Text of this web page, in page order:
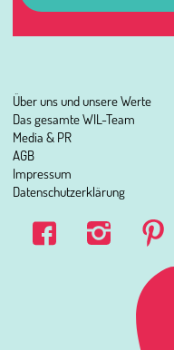
Über uns und unsere Werte
Das gesamte WIL-Team
Media & PR
AGB
Impressum
Datenschutzerklärung